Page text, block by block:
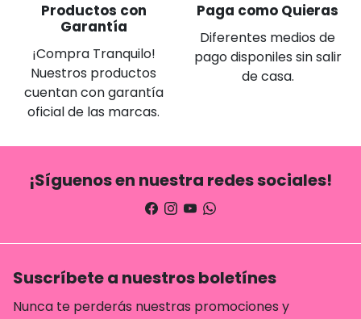
Productos con
Garantía
¡Compra Tranquilo!
Nuestros productos
cuentan con garantía
oficial de las marcas.
Paga como Quieras
Diferentes medios de
pago disponiles sin salir
de casa.
¡Síguenos en nuestra redes sociales!
Suscríbete a nuestros boletínes
Nunca te perderás nuestras promociones y